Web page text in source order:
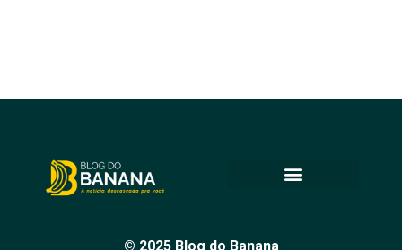
© 2025 Blog do Banana